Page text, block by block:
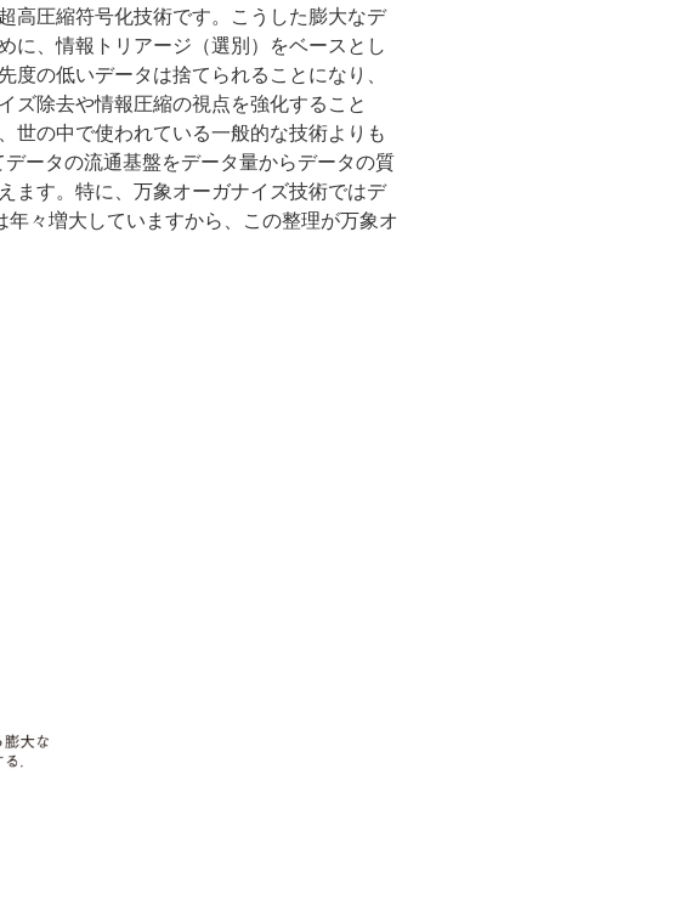
高圧縮符号化技術です。こうした膨大なデ
に、情報トリアージ（選別）をベースとし
の低いデータは捨てられることになり、
ズ除去や情報圧縮の視点を強化すること
世の中で使われている一般的な技術よりも
ータの流通基盤をデータ量からデータの質
ます。特に、万象オーガナイズ技術ではデ
々増大していますから、この整理が万象オ